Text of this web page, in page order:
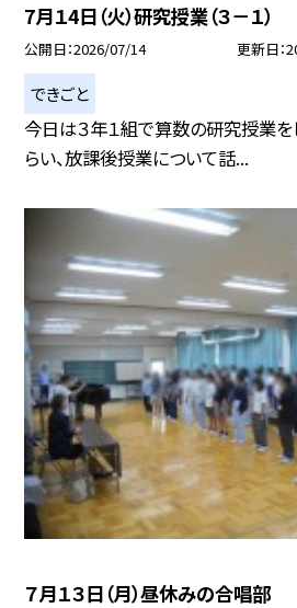
7月１4日（火）研究授業（３－１）
公開日 2026/07/14 更新日
できごと
今日は３年１組で算数の研究授業を
らい、放課後授業について話...
７月１３日（月）昼休みの合唱部